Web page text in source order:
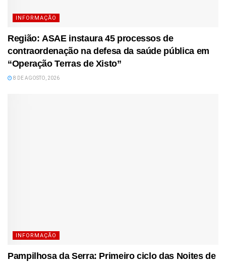
INFORMAÇÃO
Região: ASAE instaura 45 processos de
contraordenação na defesa da saúde pública em
“Operação Terras de Xisto”
8 DE AGOSTO, 2026
INFORMAÇÃO
Pampilhosa da Serra: Primeiro ciclo das Noites de